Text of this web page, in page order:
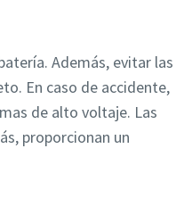
Además, evitar las
En caso de accidente,
de alto voltaje. Las
proporcionan un